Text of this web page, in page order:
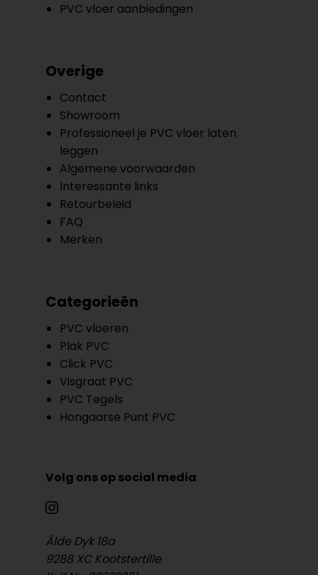
PVC vloer aanbiedingen
Overige
Contact
Showroom
Professioneel je PVC vloer laten
leggen
Algemene voorwaarden
Interessante links
Retourbeleid
FAQ
Merken
Categorieën
PVC vloeren
Plak PVC
Click PVC
Visgraat PVC
PVC Tegels
Hongaarse Punt PVC
Volg ons op social media
Âlde Dyk 18a
9288 XC Kootstertille